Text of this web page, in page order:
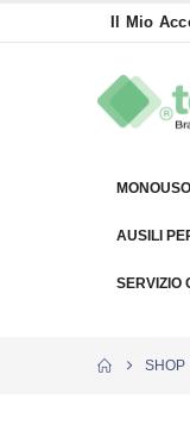
Il Mio
AUSILI
SERVIZIO
SHOP